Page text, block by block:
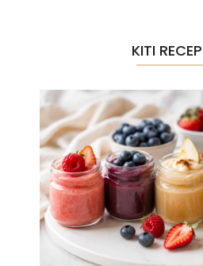
KITI